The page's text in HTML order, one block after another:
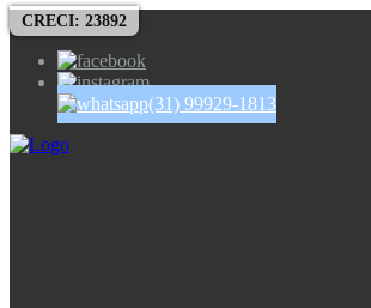
CRECI: 23892
(31) 99929-1813